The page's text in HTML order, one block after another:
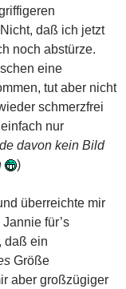
daß ich jetzt
noch abstürze.
eine
tut aber nicht
schmerzfrei
nur
davon kein Bild
)
überreichte mir
für’s
daß ein
Größe
aber großzügiger